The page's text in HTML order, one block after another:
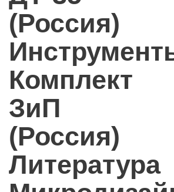
(Россия)
Комплект
ЗиП
(Россия)
Литература